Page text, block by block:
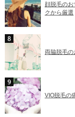
顔脱毛の
クから厳選
両脇脱毛
VIO脱毛の